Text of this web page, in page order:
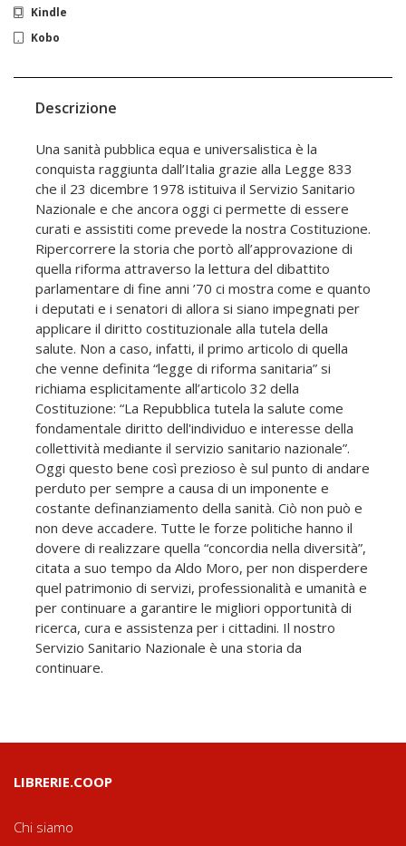
Kindle
Kobo
Descrizione
Una sanità pubblica equa e universalistica è la
conquista raggiunta dall’Italia grazie alla Legge 833
che il 23 dicembre 1978 istituiva il Servizio Sanitario
Nazionale e che ancora oggi ci permette di essere
curati e assistiti come prevede la nostra Costituzione.
Ripercorrere la storia che portò all’approvazione di
quella riforma attraverso la lettura del dibattito
parlamentare di fine anni ’70 ci mostra come e quanto
i deputati e i senatori di allora si siano impegnati per
applicare il diritto costituzionale alla tutela della
salute. Non a caso, infatti, il primo articolo di quella
che venne definita “legge di riforma sanitaria” si
richiama esplicitamente all’articolo 32 della
Costituzione: “La Repubblica tutela la salute come
fondamentale diritto dell'individuo e interesse della
collettività mediante il servizio sanitario nazionale”.
Oggi questo bene così prezioso è sul punto di andare
perduto per sempre a causa di un imponente e
costante definanziamento della sanità. Ciò non può e
non deve accadere. Tutte le forze politiche hanno il
dovere di realizzare quella “concordia nella diversità”,
citata a suo tempo da Aldo Moro, per non disperdere
quel patrimonio di servizi, professionalità e umanità e
per continuare a garantire le migliori opportunità di
ricerca, cura e assistenza per i cittadini. Il nostro
Servizio Sanitario Nazionale è una storia da
continuare.
LIBRERIE.COOP
Chi siamo